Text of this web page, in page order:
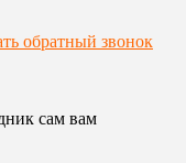
обратный звонок
сам вам